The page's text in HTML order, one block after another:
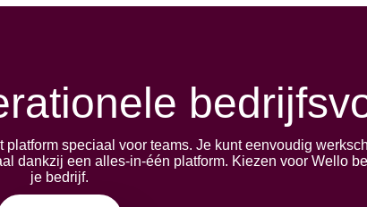
speciaal voor teams. Je kunt eenvoudig
dankzij een alles-in-één platform. Kiezen voor Wello
je bedrijf.